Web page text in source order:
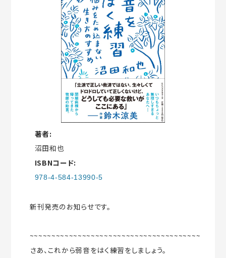
著者:
沼田和也
ISBNコード:
978-4-584-13990-5
新刊発売のお知らせです。
~~~~~~~~~~~~~~~~~~~~~~~~~~~~~~~~~~~~~~~
さあ、これから弱音をはく練習をしましょう。